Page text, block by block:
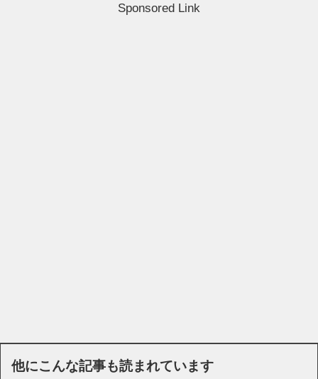
Sponsored Link
他にこんな記事も読まれています